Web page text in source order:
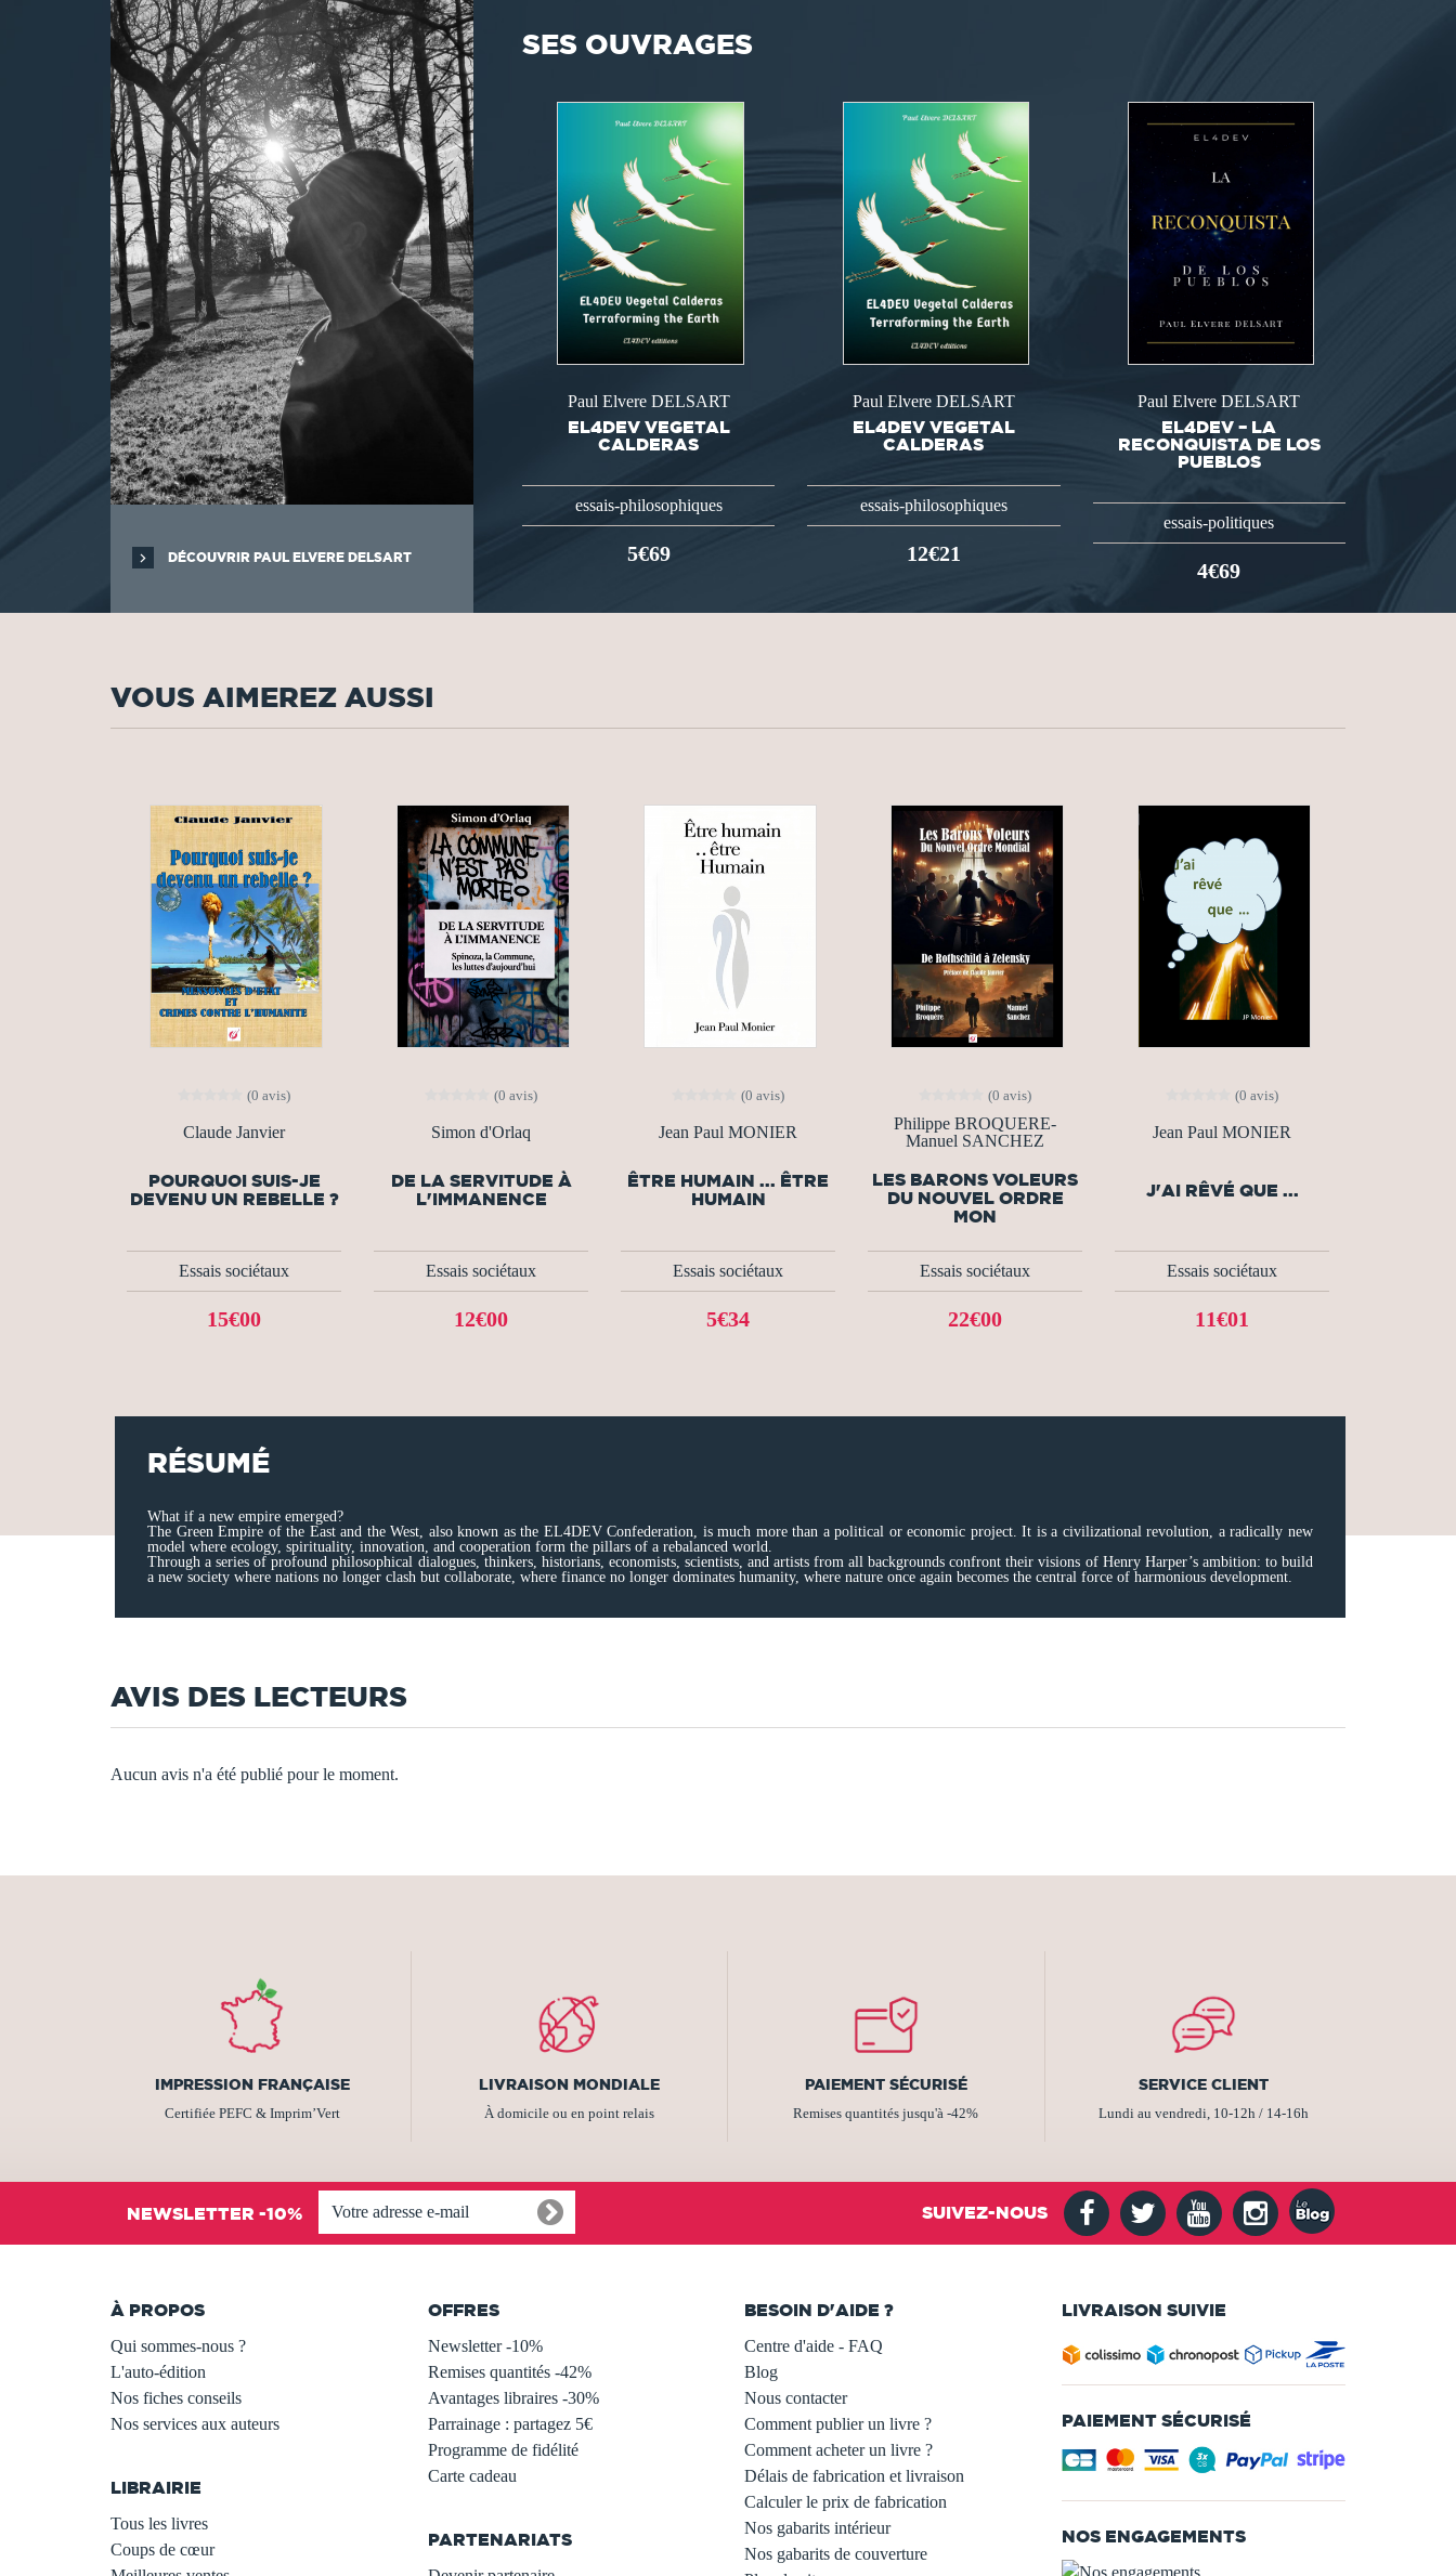
DÉCOUVRIR PAUL ELVERE DELSART
SES OUVRAGES
Paul Elvere DELSART
EL4DEV VEGETAL
CALDERAS
essais-philosophiques
5€69
Paul Elvere DELSART
EL4DEV VEGETAL
CALDERAS
essais-philosophiques
12€21
Paul Elvere DELSART
EL4DEV – LA
RECONQUISTA DE LOS
PUEBLOS
essais-politiques
4€69
VOUS AIMEREZ AUSSI
(0 avis)
Claude Janvier
POURQUOI SUIS-JE
DEVENU UN REBELLE ?
Essais sociétaux
15€00
(0 avis)
Simon d'Orlaq
DE LA SERVITUDE À
L'IMMANENCE
Essais sociétaux
12€00
(0 avis)
Jean Paul MONIER
ÊTRE HUMAIN ... ÊTRE
HUMAIN
Essais sociétaux
5€34
(0 avis)
Philippe BROQUERE-
Manuel SANCHEZ
LES BARONS VOLEURS
DU NOUVEL ORDRE
MON
Essais sociétaux
22€00
(0 avis)
Jean Paul MONIER
J'AI RÊVÉ QUE ...
Essais sociétaux
11€01
RÉSUMÉ
What if a new empire emerged?
The Green Empire of the East and the West, also known as the EL4DEV Confederation, is much more than a political or economic project. It is a civilizational revolution, a radically new
model where ecology, spirituality, innovation, and cooperation form the pillars of a rebalanced world.
Through a series of profound philosophical dialogues, thinkers, historians, economists, scientists, and artists from all backgrounds confront their visions of Henry Harper’s ambition: to build
a new society where nations no longer clash but collaborate, where finance no longer dominates humanity, where nature once again becomes the central force of harmonious development.
AVIS DES LECTEURS
Aucun avis n'a été publié pour le moment.
IMPRESSION FRANÇAISE
Certifiée PEFC & Imprim’Vert
LIVRAISON MONDIALE
À domicile ou en point relais
PAIEMENT SÉCURISÉ
Remises quantités jusqu'à -42%
SERVICE CLIENT
Lundi au vendredi, 10-12h / 14-16h
NEWSLETTER -10% SUIVEZ-NOUS
À PROPOS
Qui sommes-nous ?
L'auto-édition
Nos fiches conseils
Nos services aux auteurs
LIBRAIRIE
Tous les livres
Coups de cœur
OFFRES
Newsletter -10%
Remises quantités -42%
Avantages libraires -30%
Parrainage : partagez 5€
Programme de fidélité
Carte cadeau
PARTENARIATS
BESOIN D'AIDE ?
Centre d'aide - FAQ
Blog
Nous contacter
Comment publier un livre ?
Comment acheter un livre ?
Délais de fabrication et livraison
Calculer le prix de fabrication
Nos gabarits intérieur
Nos gabarits de couverture
LIVRAISON SUIVIE
PAIEMENT SÉCURISÉ
NOS ENGAGEMENTS